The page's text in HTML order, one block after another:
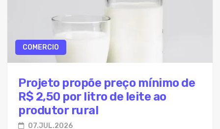
COMERCIO
Projeto propõe preço mínimo de
R$ 2,50 por litro de leite ao
produtor rural
07.JUL.2026